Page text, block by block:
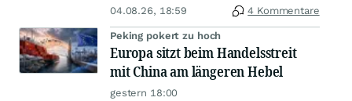
04.08.26, 18:59 4 Kommentare
Peking pokert zu hoch
Europa sitzt beim Handelsstreit
mit China am längeren Hebel
gestern 18:00